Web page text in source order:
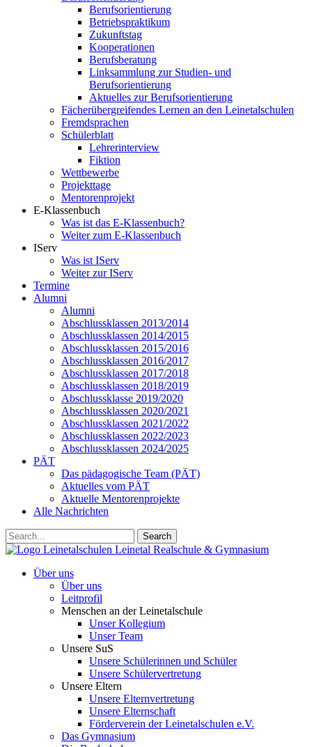
Berufsorientierung
Betriebspraktikum
Zukunftstag
Kooperationen
Berufsberatung
Linksammlung zur Studien- und
Berufsorientierung
Aktuelles zur Berufsorientierung
Fächerübergreifendes Lernen an den Leinetalschulen
Fremdsprachen
Schülerblatt
Lehrerinterview
Fiktion
Wettbewerbe
Projekttage
Mentorenprojekt
E-Klassenbuch
Was ist das E-Klassenbuch?
Weiter zum E-Klassenbuch
IServ
Was ist IServ
Weiter zur IServ
Termine
Alumni
Alumni
Abschlussklassen 2013/2014
Abschlussklassen 2014/2015
Abschlussklassen 2015/2016
Abschlussklassen 2016/2017
Abschlussklassen 2017/2018
Abschlussklassen 2018/2019
Abschlussklasse 2019/2020
Abschlussklassen 2020/2021
Abschlussklassen 2021/2022
Abschlussklassen 2022/2023
Abschlussklassen 2024/2025
PÄT
Das pädagogische Team (PÄT)
Aktuelles vom PÄT
Aktuelle Mentorenprojekte
Alle Nachrichten
Search
Leinetalschulen Leinetal Realschule & Gymnasium
Über uns
Über uns
Leitprofil
Menschen an der Leinetalschule
Unser Kollegium
Unser Team
Unsere SuS
Unsere Schülerinnen und Schüler
Unsere Schülervertretung
Unsere Eltern
Unsere Elternvertretung
Unsere Elternschaft
Förderverein der Leinetalschulen e.V.
Das Gymnasium